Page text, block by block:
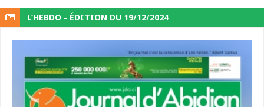
L’HEBDO - ÉDITION DU 19/12/2024